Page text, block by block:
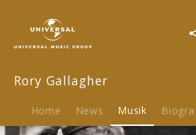
Gallagher
Musik
No
Rory Gallagher
Home News Musik